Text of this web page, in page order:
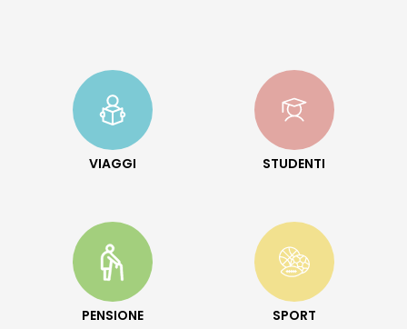
VIAGGI STUDENTI
PENSIONE SPORT